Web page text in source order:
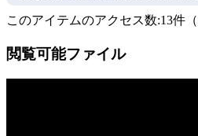
このアイテムのアクセス数:13件 （
閲覧可能ファイル